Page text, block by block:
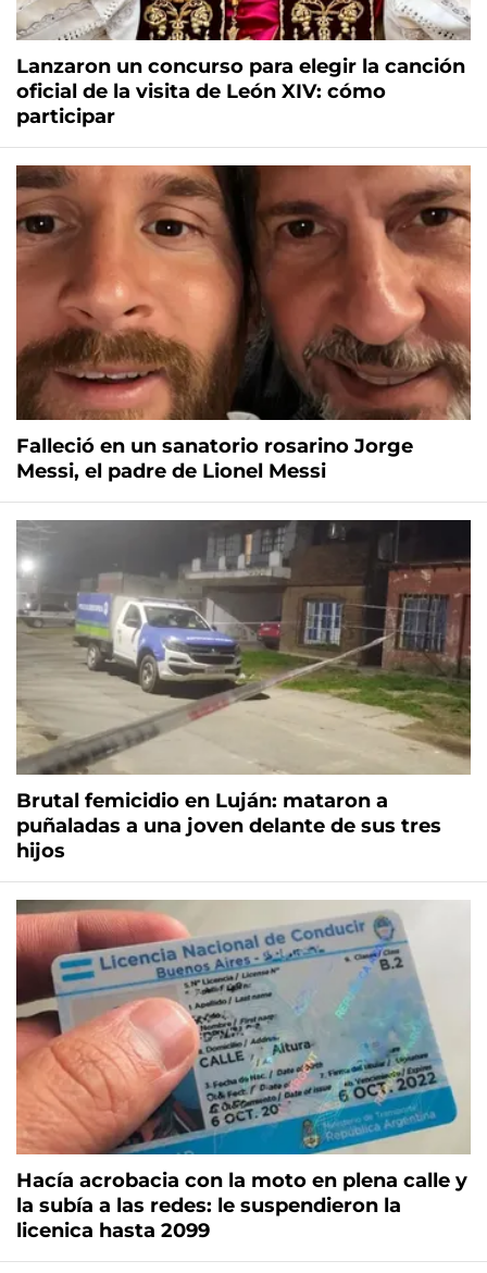
Lanzaron un concurso para elegir la canción
oficial de la visita de León XIV: cómo
participar
Falleció en un sanatorio rosarino Jorge
Messi, el padre de Lionel Messi
Brutal femicidio en Luján: mataron a
puñaladas a una joven delante de sus tres
hijos
Hacía acrobacia con la moto en plena calle y
la subía a las redes: le suspendieron la
licenica hasta 2099